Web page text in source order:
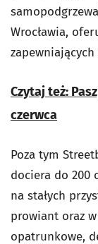
Wrocławia,
Czytaj też:
czerwca
Poza tym
dociera do 200
na stałych
prowiant oraz
opatrunkowe,